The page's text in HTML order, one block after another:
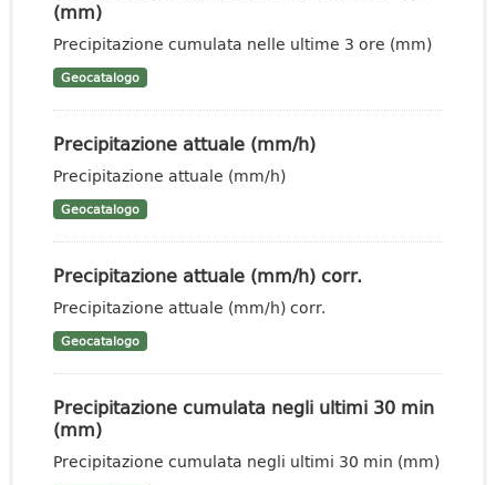
(mm)
Precipitazione cumulata nelle ultime 3 ore (mm)
Geocatalogo
Precipitazione attuale (mm/h)
Precipitazione attuale (mm/h)
Geocatalogo
Precipitazione attuale (mm/h) corr.
Precipitazione attuale (mm/h) corr.
Geocatalogo
Precipitazione cumulata negli ultimi 30 min
(mm)
Precipitazione cumulata negli ultimi 30 min (mm)